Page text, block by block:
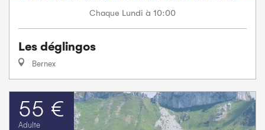
Chaque Lundi à 10:00
Les déglingos
Bernex
55 €
Adulte